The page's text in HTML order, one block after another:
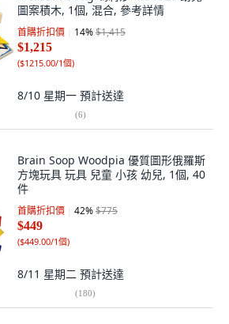
圖案積木, 1個, 混合, 參考詳情
首購折扣價 14%$1,415
$1,215
($1215.00/1個)
8/10 星期一 預計送達
(6)
Brain Soop Woodpia 優質圖形俄羅斯
方塊玩具 玩具 兒童 小孩 幼兒, 1個, 40
件
首購折扣價 42%$775
$449
($449.00/1個)
8/11 星期二 預計送達
(180)